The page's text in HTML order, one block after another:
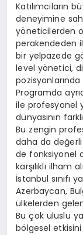
Katılımcıların
deneyimine
yöneticilerden
perakendeden
bir yelpazede
level yönetici,
Programda
ile profesyonel
dünyasının
Bu zengin
daha da değerli
de fonksiyonel
karşılıklı
İstanbul sınıfı
Azerbaycan,
ülkelerden
Bu çok uluslu
bölgesel etkisini